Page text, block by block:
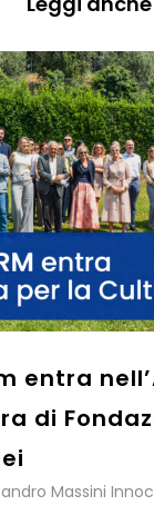
Harvest
celebra
18 Giugno 2026 -